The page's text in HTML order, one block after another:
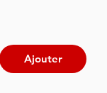
Ajouter